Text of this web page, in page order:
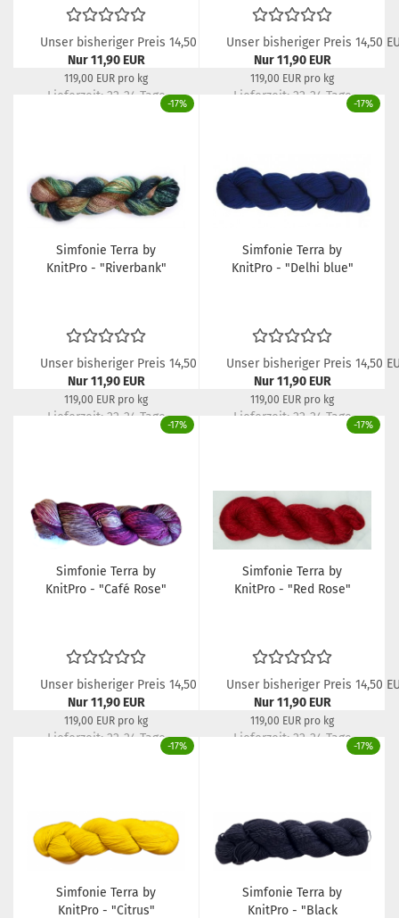
Unser bisheriger Preis 14,50 EUR
Nur 11,90 EUR
119,00 EUR pro kg
Lieferzeit: 22-24 Tage
Unser bisheriger Preis 14,50
Nur 11,90 EUR
119,00 EUR pro kg
Lieferzeit: 22-24 Tage
-17%
Simfonie Terra by
KnitPro - "Riverbank"
Unser bisheriger Preis 14,50 EUR
Nur 11,90 EUR
119,00 EUR pro kg
Lieferzeit: 22-24 Tage
-17%
Simfonie Terra by
KnitPro - "Delhi blue"
Unser bisheriger Preis 14,50
Nur 11,90 EUR
119,00 EUR pro kg
Lieferzeit: 22-24 Tage
-17%
Simfonie Terra by
KnitPro - "Café Rose"
Unser bisheriger Preis 14,50 EUR
Nur 11,90 EUR
119,00 EUR pro kg
Lieferzeit: 22-24 Tage
-17%
Simfonie Terra by
KnitPro - "Red Rose"
Unser bisheriger Preis 14,50
Nur 11,90 EUR
119,00 EUR pro kg
Lieferzeit: 22-24 Tage
-17%
Simfonie Terra by
KnitPro - "Citrus"
-17%
Simfonie Terra by
KnitPro - "Black